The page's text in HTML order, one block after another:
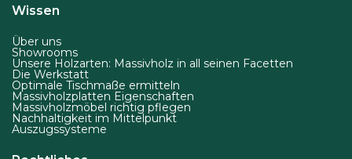
Wissen
Über uns
Showrooms
Unsere Holzarten: Massivholz in all seinen Facetten
Die Werkstatt
Optimale Tischmaße ermitteln
Massivholzplatten Eigenschaften
Massivholzmöbel richtig pflegen
Nachhaltigkeit im Mittelpunkt
Auszugssysteme